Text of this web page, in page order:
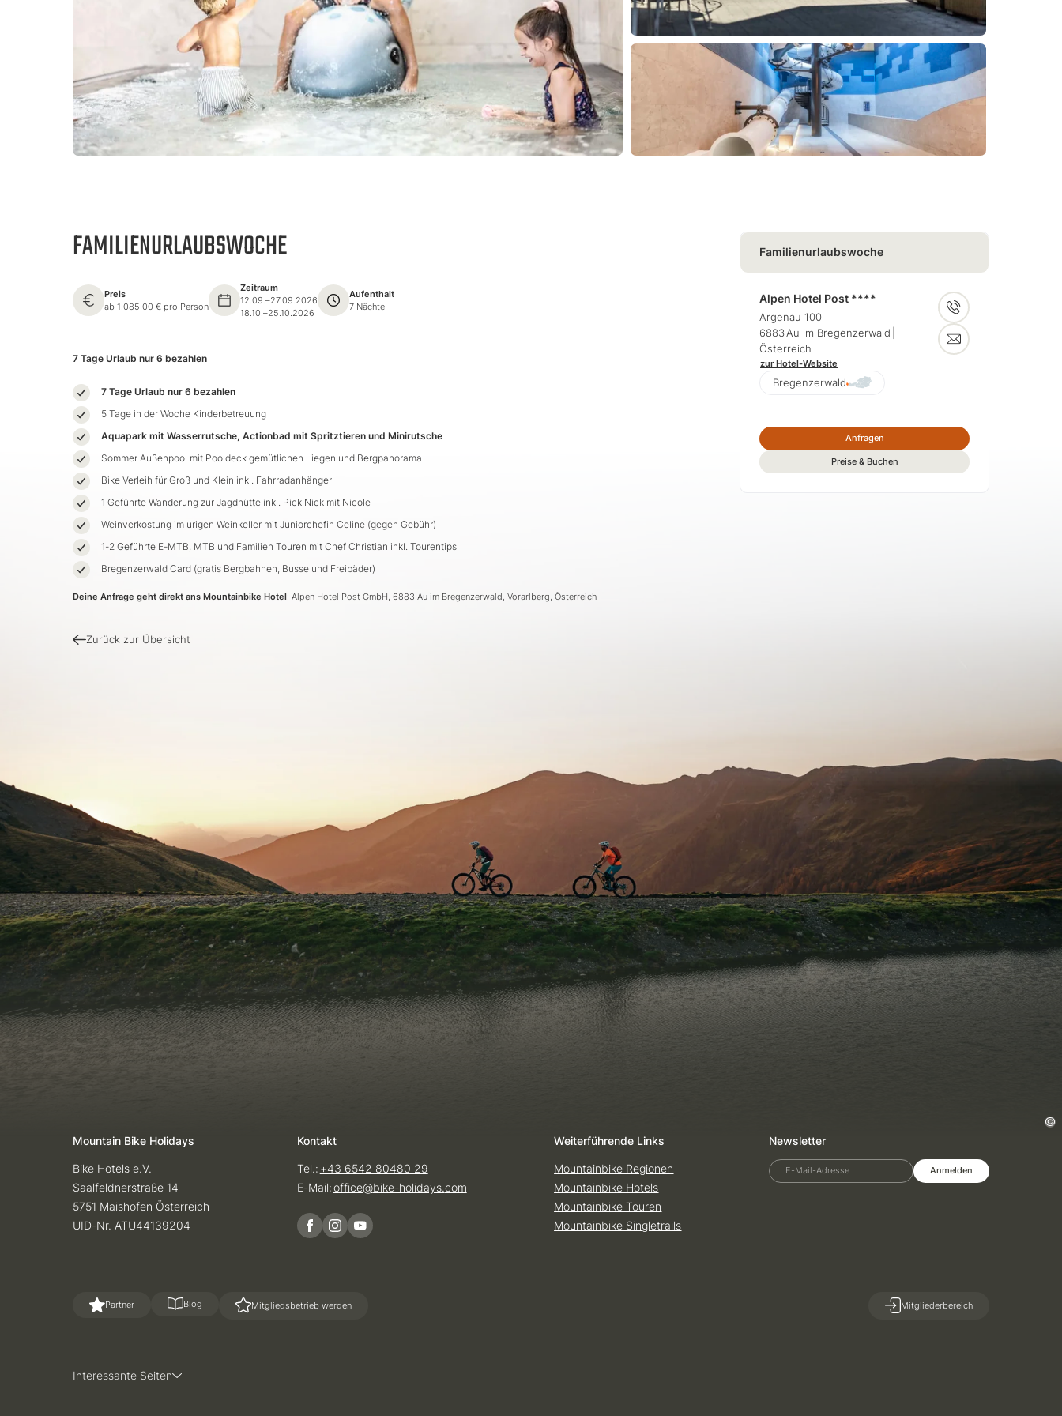
FAMILIENURLAUBSWOCHE
Preis
ab 1.085,00 € pro Person
Zeitraum
12.09.–27.09.2026
18.10.–25.10.2026
Aufenthalt
7 Nächte
7 Tage Urlaub nur 6 bezahlen
7 Tage Urlaub nur 6 bezahlen
5 Tage in der Woche Kinderbetreuung
Aquapark mit Wasserrutsche, Actionbad mit Spritztieren und Minirutsche
Sommer Außenpool mit Pooldeck gemütlichen Liegen und Bergpanorama
Bike Verleih für Groß und Klein inkl. Fahrradanhänger
1 Geführte Wanderung zur Jagdhütte inkl. Pick Nick mit Nicole
Weinverkostung im urigen Weinkeller mit Juniorchefin Celine (gegen Gebühr)
1-2 Geführte E-MTB, MTB und Familien Touren mit Chef Christian inkl. Tourentips
Bregenzerwald Card (gratis Bergbahnen, Busse und Freibäder)
Deine Anfrage geht direkt ans Mountainbike Hotel: Alpen Hotel Post GmbH, 6883 Au im Bregenzerwald, Vorarlberg, Österreich
Zurück zur Übersicht
Familienurlaubswoche
Alpen Hotel Post ****
Argenau 100
6883 Au im Bregenzerwald
Österreich
zur Hotel-Website
Bregenzerwald
Anfragen
Preise & Buchen
Mountain Bike Holidays
Bike Hotels e.V.
Saalfeldnerstraße 14
5751 Maishofen Österreich
UID-Nr. ATU44139204
Kontakt
Tel.: +43 6542 80480 29
E-Mail:office@bike-holidays.com
Weiterführende Links
Mountainbike Regionen
Mountainbike Hotels
Mountainbike Touren
Mountainbike Singletrails
Newsletter
E-Mail-Adresse Anmelden
Partner Blog Mitgliedsbetrieb werden Mitgliederbereich
Interessante Seiten